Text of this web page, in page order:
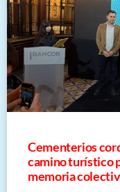
Cementerios
camino turístico
memoria